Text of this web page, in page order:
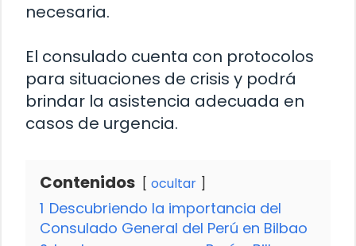
necesaria.
El consulado cuenta con protocolos
para situaciones de crisis y podrá
brindar la asistencia adecuada en
casos de urgencia.
Contenidos ocultar
1 Descubriendo la importancia del
Consulado General del Perú en Bilbao